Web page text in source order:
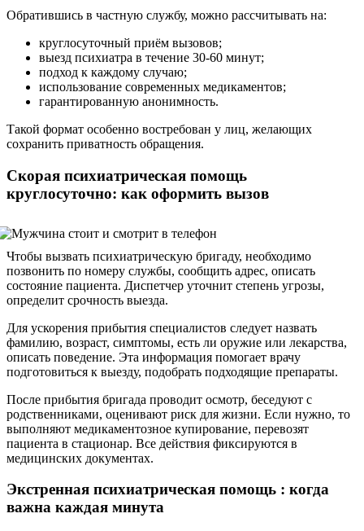
Обратившись в частную службу, можно рассчитывать на:
круглосуточный приём вызовов;
выезд психиатра в течение 30-60 минут;
подход к каждому случаю;
использование современных медикаментов;
гарантированную анонимность.
Такой формат особенно востребован у лиц, желающих
сохранить приватность обращения.
Скорая психиатрическая помощь
круглосуточно: как оформить вызов
Чтобы вызвать психиатрическую бригаду, необходимо
позвонить по номеру службы, сообщить адрес, описать
состояние пациента. Диспетчер уточнит степень угрозы,
определит срочность выезда.
Для ускорения прибытия специалистов следует назвать
фамилию, возраст, симптомы, есть ли оружие или лекарства,
описать поведение. Эта информация помогает врачу
подготовиться к выезду, подобрать подходящие препараты.
После прибытия бригада проводит осмотр, беседуют с
родственниками, оценивают риск для жизни. Если нужно, то
выполняют медикаментозное купирование, перевозят
пациента в стационар. Все действия фиксируются в
медицинских документах.
Экстренная психиатрическая помощь : когда
важна каждая минута